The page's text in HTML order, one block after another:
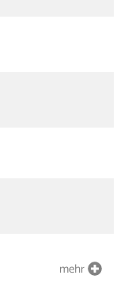
mehr